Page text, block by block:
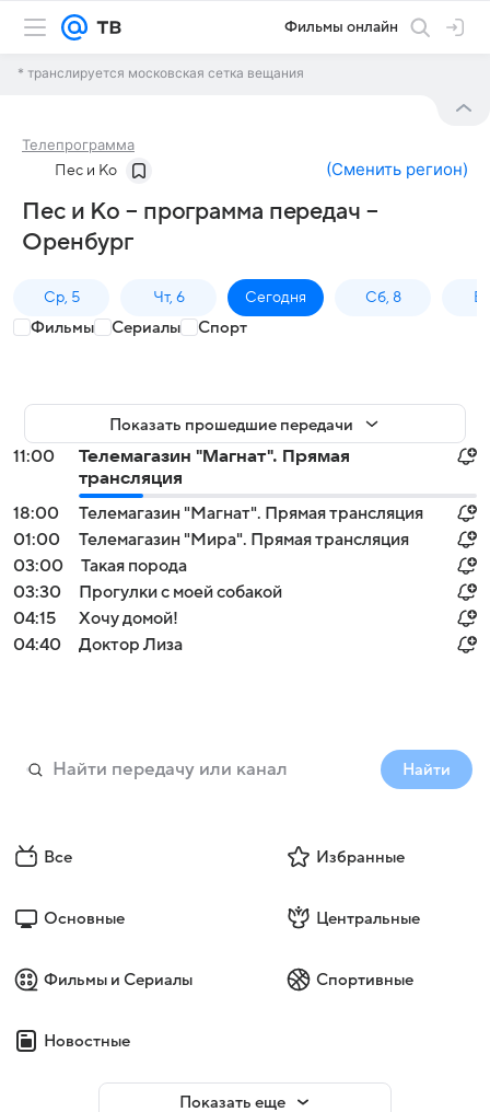
Фильмы онлайн
* транслируется московская сетка вещания
Телепрограмма
Пес и Ко (Сменить регион)
Пес и Ко – программа передач –
Оренбург
Ср, 5 Чт, 6 Сегодня Сб, 8
Фильмы Сериалы Спорт
Показать прошедшие передачи
11:00
Телемагазин "Магнат". Прямая
трансляция
18:00
Телемагазин "Магнат". Прямая трансляция
01:00
Телемагазин "Мира". Прямая трансляция
03:00
Такая порода
03:30
Прогулки с моей собакой
04:15
Хочу домой!
04:40
Доктор Лиза
Найти
Все Избранные
Основные Центральные
Фильмы и Сериалы Спортивные
Новостные
Показать еще